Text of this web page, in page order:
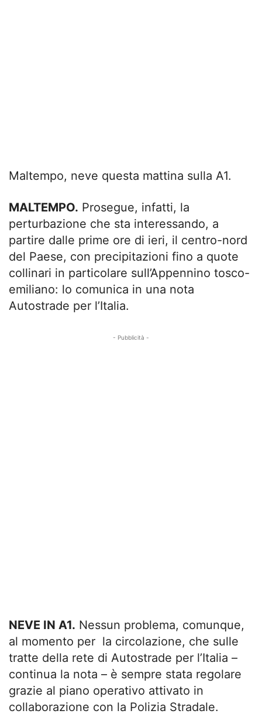
Maltempo, neve questa mattina sulla A1.
MALTEMPO. Prosegue, infatti, la
perturbazione che sta interessando, a
partire dalle prime ore di ieri, il centro-nord
del Paese, con precipitazioni fino a quote
collinari in particolare sull’Appennino tosco-
emiliano: lo comunica in una nota
Autostrade per l’Italia.
- Pubblicità -
NEVE IN A1. Nessun problema, comunque,
al momento per la circolazione, che sulle
tratte della rete di Autostrade per l’Italia –
continua la nota – è sempre stata regolare
grazie al piano operativo attivato in
collaborazione con la Polizia Stradale.